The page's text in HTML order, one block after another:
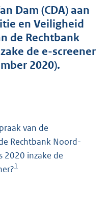
n
d
s
g
r
o
4
7
K
b
Dam (CDA) aan
en Veiligheid
de Rechtbank
de e-screener
2020).
van de
Rechtbank Noord-
2020 inzake de
1